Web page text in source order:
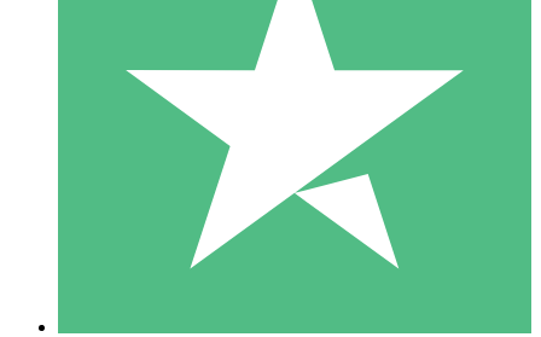
Individuele Creditpakketten
Betaal per gebruik met downloadtegoeden. Geen maandelijkse
1000